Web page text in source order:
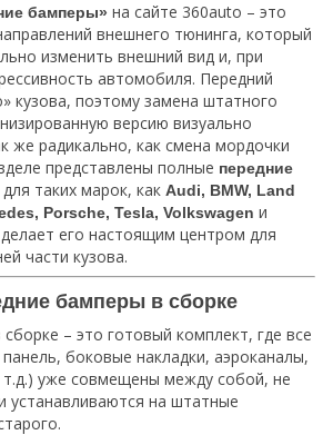
бамперы» на сайте 360auto – это
внешнего тюнинга, который
изменить внешний вид и, при
автомобиля. Передний
кузова, поэтому замена штатного
версию визуально
же радикально, как смена мордочки
представлены полные передние
для таких марок, как Audi, BMW, Land
Porsche, Tesla, Volkswagen и
его настоящим центром для
части кузова.
бамперы в сборке
– это готовый комплект, где все
боковые накладки, аэроканалы,
т.д.) уже совмещены между собой, не
устанавливаются на штатные